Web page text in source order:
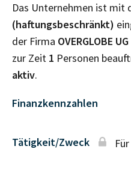
Das Unternehmen ist mit
(haftungsbeschränkt)
der Firma OVERGLOBE
zur Zeit 1 Personen
aktiv.
Finanzkennzahlen
Tätigkeit/Zweck